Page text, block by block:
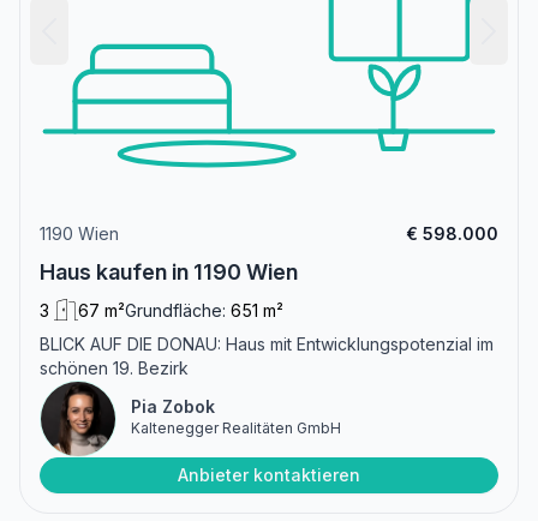
1190 Wien € 598.000
Haus kaufen in 1190 Wien
3 67 m²Grundfläche: 651 m²
BLICK AUF DIE DONAU: Haus mit Entwicklungspotenzial im
schönen 19. Bezirk
Pia Zobok
Kaltenegger Realitäten GmbH
Anbieter kontaktieren